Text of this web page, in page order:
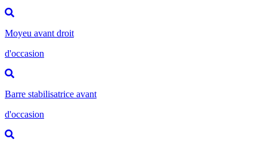
Moyeu avant droit
d'occasion
Barre stabilisatrice avant
d'occasion